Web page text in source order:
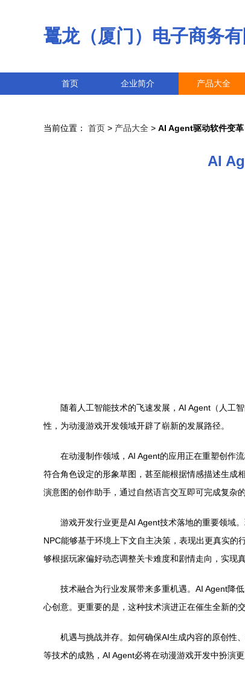
鼍龙（厦门）电子商务有
首页 企业简介 产品大全
当前位置： 首页 > 产品大全 > AI Agent驱动软件变
AI
随着人工智能技术的飞速发展，AI Agent（人工
性，为动漫游戏开发领域开辟了崭新的发展路径。
在动漫制作领域，AI Agent的应用正在重塑创作
符合角色设定的形象草图，甚至能根据情感描述生成
演意图的创作助手，通过自然语言交互即可完成复杂
游戏开发行业更是AI Agent技术落地的重要领域
NPC能够基于环境上下文自主决策，表现出更真实
够根据玩家偏好动态调整关卡难度和剧情走向，实现
技术融合为行业发展带来多重机遇。AI Agent降
心创意。更重要的是，这种技术演进正在催生全新的
机遇与挑战并存。如何确保AI生成内容的原创性
等技术的成熟，AI Agent必将在动漫游戏开发中扮演